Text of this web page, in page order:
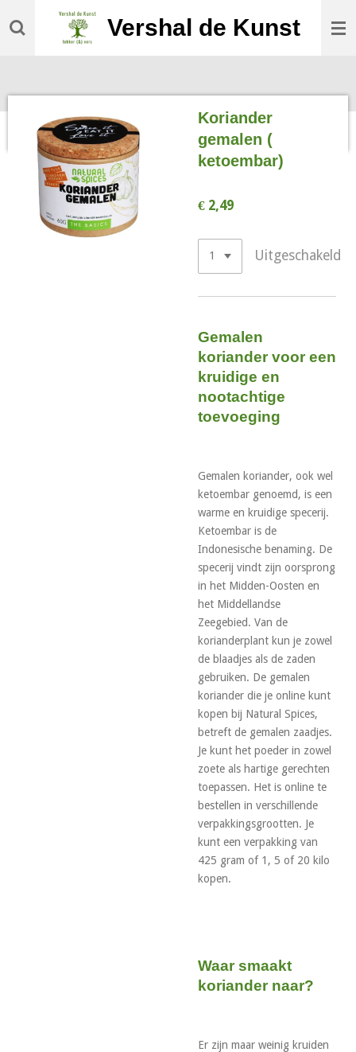
direct
Vershal de Kunst
Koriander
gemalen (
ketoembar)
€ 2,49
Uitgeschakeld
Gemalen
koriander voor een
kruidige en
nootachtige
toevoeging
Gemalen koriander, ook wel
ketoembar genoemd, is een
warme en kruidige specerij.
Ketoembar is de
Indonesische benaming. De
specerij vindt zijn oorsprong
in het Midden-Oosten en
het Middellandse
Zeegebied. Van de
korianderplant kun je zowel
de blaadjes als de zaden
gebruiken. De gemalen
koriander die je online kunt
kopen bij Natural Spices,
betreft de gemalen zaadjes.
Je kunt het poeder in zowel
zoete als hartige gerechten
toepassen. Het is online te
bestellen in verschillende
verpakkingsgrootten. Je
kunt een verpakking van
425 gram of 1, 5 of 20 kilo
kopen.
Waar smaakt
koriander naar?
Er zijn maar weinig kruiden